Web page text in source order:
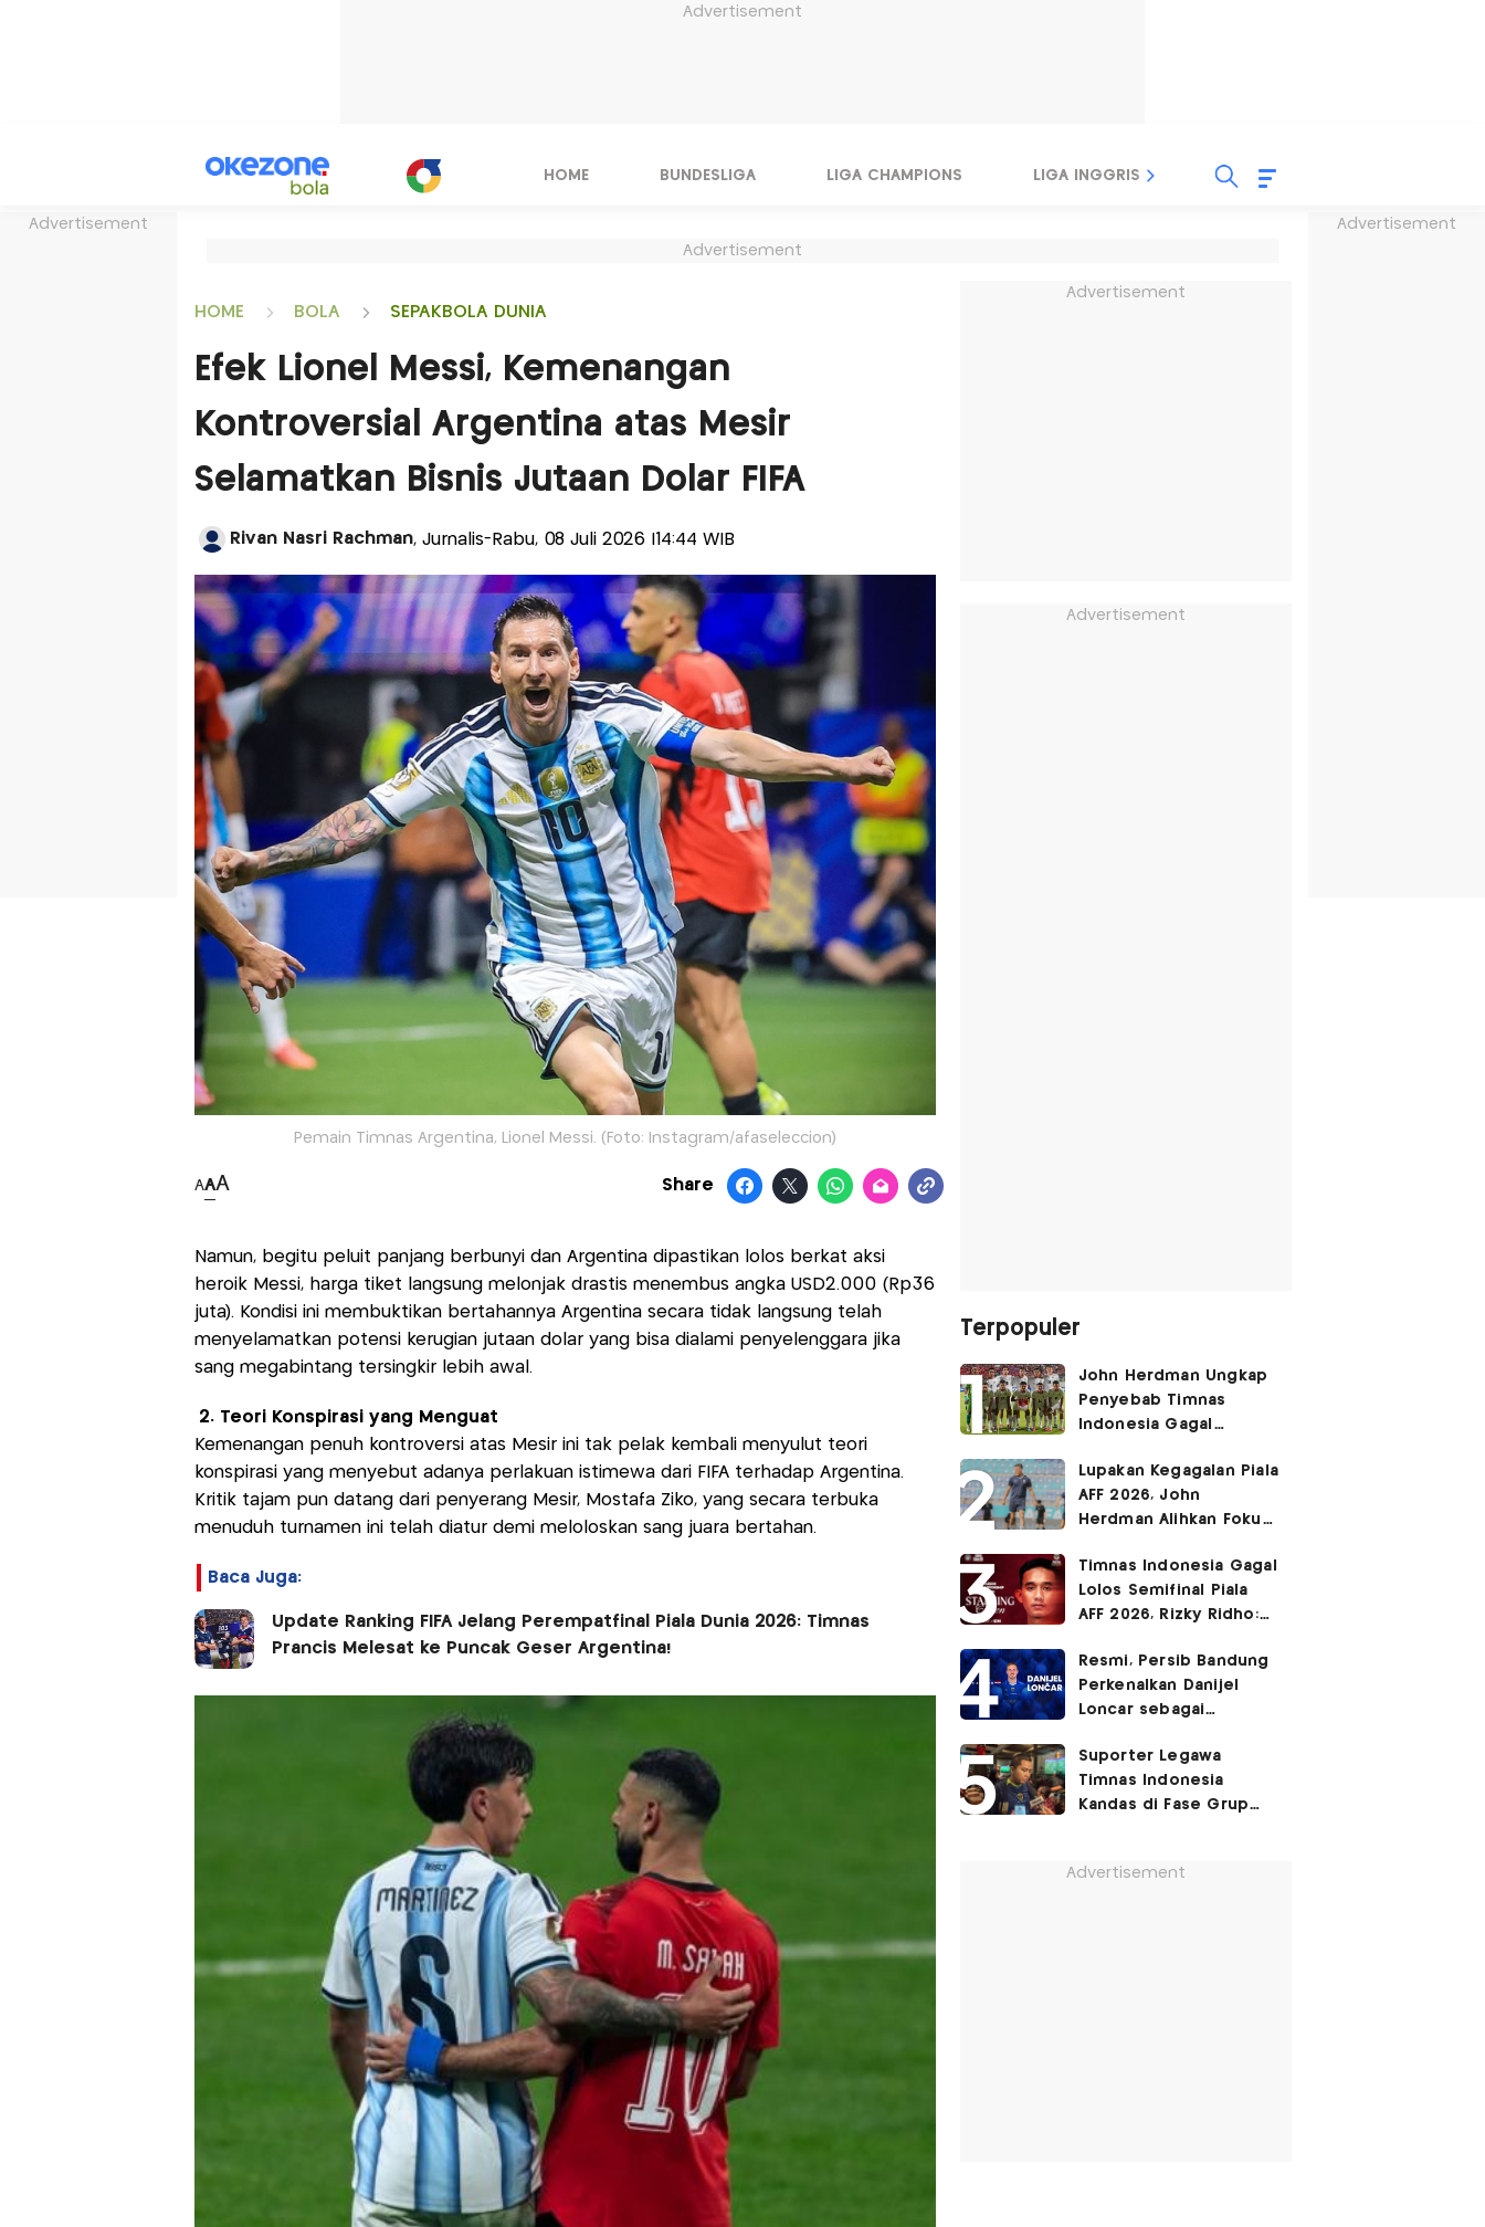
Advertisement
Advertisement Advertisement
HOME BUNDESLIGA LIGA CHAMPIONS LIGA INGGRIS LIGA ITALIA
Advertisement
HOME BOLA SEPAKBOLA DUNIA
Efek Lionel Messi, Kemenangan
Kontroversial Argentina atas Mesir
Selamatkan Bisnis Jutaan Dolar FIFA
Rivan Nasri Rachman, Jurnalis-Rabu, 08 Juli 2026 |14:44 WIB
Pemain Timnas Argentina, Lionel Messi. (Foto: Instagram/afaseleccion)
AAA Share
Namun, begitu peluit panjang berbunyi dan Argentina dipastikan lolos berkat aksi
heroik Messi, harga tiket langsung melonjak drastis menembus angka USD2.000 (Rp36
juta). Kondisi ini membuktikan bertahannya Argentina secara tidak langsung telah
menyelamatkan potensi kerugian jutaan dolar yang bisa dialami penyelenggara jika
sang megabintang tersingkir lebih awal.
2. Teori Konspirasi yang Menguat
Kemenangan penuh kontroversi atas Mesir ini tak pelak kembali menyulut teori
konspirasi yang menyebut adanya perlakuan istimewa dari FIFA terhadap Argentina.
Kritik tajam pun datang dari penyerang Mesir, Mostafa Ziko, yang secara terbuka
menuduh turnamen ini telah diatur demi meloloskan sang juara bertahan.
Baca Juga:
Update Ranking FIFA Jelang Perempatfinal Piala Dunia 2026: Timnas
Prancis Melesat ke Puncak Geser Argentina!
Advertisement
Advertisement
Terpopuler
John Herdman Ungkap
Penyebab Timnas
Indonesia Gagal
Piala AFF 2026
Lupakan Kegagalan Piala
AFF 2026, John
Herdman Alihkan Fokus
FIFA ASEAN Cup
Timnas Indonesia Gagal
Lolos Semifinal Piala
AFF 2026, Rizky Ridho:
Resmi, Persib Bandung
Perkenalkan Danijel
Loncar sebagai
Suporter Legawa
Timnas Indonesia
Kandas di Fase Grup
Advertisement